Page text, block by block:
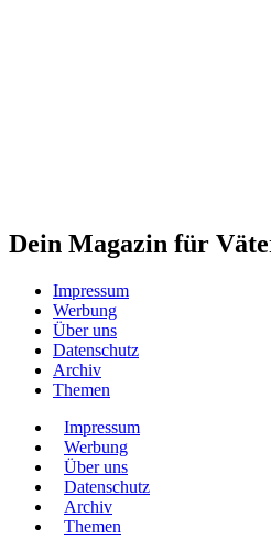
Dein Magazin für
Impressum
Werbung
Über uns
Datenschutz
Archiv
Themen
Impressum
Werbung
Über uns
Datenschutz
Archiv
Themen